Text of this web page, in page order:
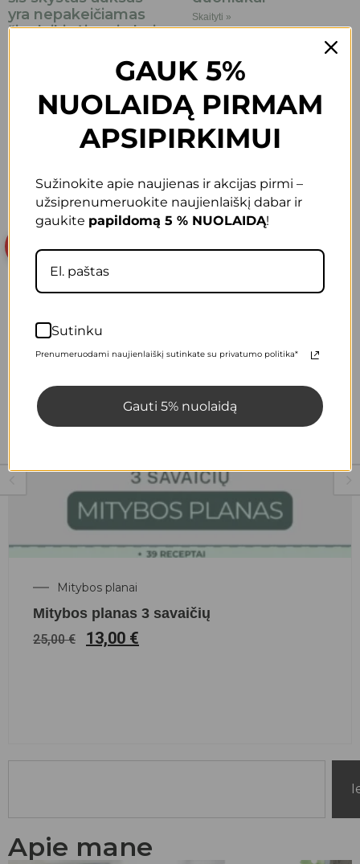
yra nepakeičiamas
šiuolaikinėje mityboje
Skaityti »
Populiariausi produktai
Mitybos planai
Mitybos planas 3 savaičių
25,00€ 13,00 €
AKCIJA
Apie mane
GAUK 5%
NUOLAIDĄ PIRMAM
APSIPIRKIMUI
Sužinokite apie naujienas ir akcijas pirmi –
užsiprenumeruokite naujienlaiškį dabar ir
gaukite papildomą 5 % NUOLAIDĄ!
Sutinku
Prenumeruodami naujienlaiškį sutinkate su privatumo politika*
Gauti 5% nuolaidą